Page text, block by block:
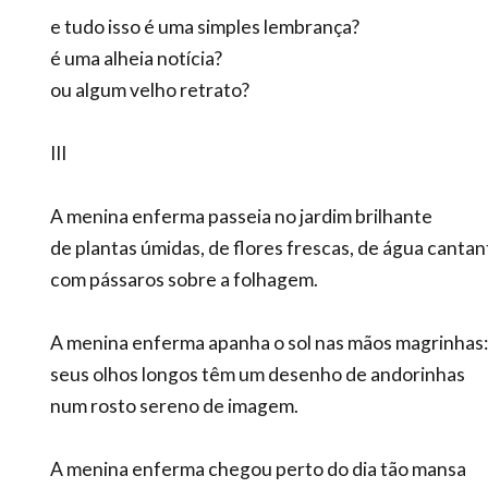
e tudo isso é uma simples lembrança?
é uma alheia notícia?
ou algum velho retrato?
III
A menina enferma passeia no jardim brilhante
de plantas úmidas, de flores frescas, de água
com pássaros sobre a folhagem.
A menina enferma apanha o sol nas mãos magrinhas:
seus olhos longos têm um desenho de andorinhas
num rosto sereno de imagem.
A menina enferma chegou perto do dia tão mansa